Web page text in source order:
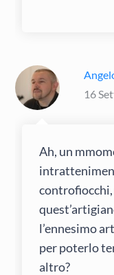
16
Ah, un
l’ennesimo
per poterlo
altro?